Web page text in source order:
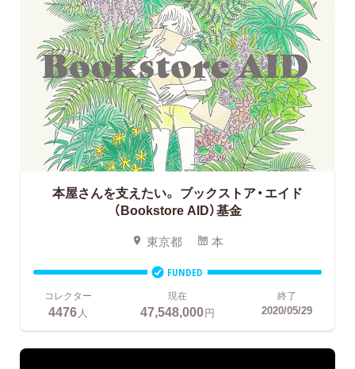
本屋さんを支えたい。 ブックストア・エイド
（Bookstore AID）基金
東京都 本
FUNDED
コレクター
4476人
現在
47,548,000円
終了
2020/05/29